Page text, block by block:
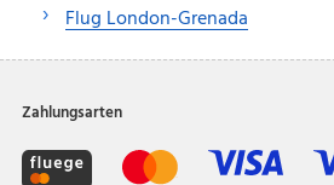
Flug London-Grenada